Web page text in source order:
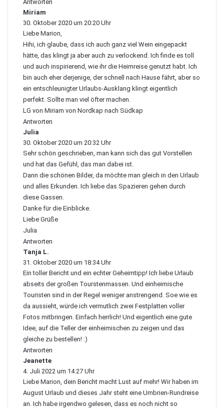
Antworten
Miriam
a
g
t
:
30. Oktober 2020 um 20:20 Uhr
Liebe Marion,
Hihi, ich glaube, dass ich auch ganz viel Wein eingepackt
hätte, das klingt ja aber auch zu verlockend. Ich finde es toll
und auch inspirierend, wie ihr die Heimreise genutzt habt. Ich
bin auch eher derjenige, der schnell nach Hause fährt, aber so
ein entschleunigter Urlaubs-Ausklang klingt eigentlich
perfekt. Sollte man viel öfter machen.
LG von Miriam von Nordkap nach Südkap
Antworten
Julia
a
g
t
:
30. Oktober 2020 um 20:32 Uhr
Sehr schön geschrieben, man kann sich das gut Vorstellen
und hat das Gefühl, das man dabei ist.
Dann die schönen Bilder, da möchte man gleich in den Urlaub
und alles Erkunden. Ich liebe das Spazieren gehen durch
diese Gassen.
Danke für die Einblicke.
Liebe Grüße
Julia
Antworten
Tanja L.
a
g
t
:
31. Oktober 2020 um 18:34 Uhr
Ein toller Bericht und ein echter Geheimtipp! Ich liebe Urlaub
abseits der großen Tourstenmassen. Und einheimische
Touristen sind in der Regel weniger anstrengend. Soe wie es
da aussieht, würde ich vermutlich zwei Festplatten voller
Fotos mitbringen. Einfach herrlich! Und eigentlich eine gute
Idee, auf die Teller der einheimischen zu zeigen und das
gleiche zu bestellen! :)
Antworten
Jeanette
a
g
t
:
4. Juli 2022 um 14:27 Uhr
Liebe Marion, dein Bericht macht Lust auf mehr! Wir haben im
August Urlaub und dieses Jahr steht eine Umbrien-Rundreise
an. Ich habe irgendwo gelesen, dass es noch nicht so